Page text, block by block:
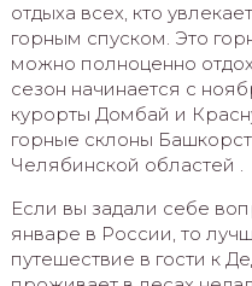
отдыха всех, кто
горным спуском. Это
можно полноценно
сезон начинается с
курорты Домбай и
горные склоны
Челябинской областей .
Если вы задали себе
январе в России, то
путешествие в гости к